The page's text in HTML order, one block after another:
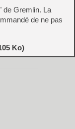
de Gremlin. La
de ne pas
Ko)